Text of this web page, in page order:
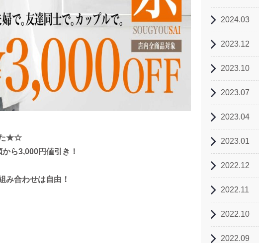
た★☆
ら3,000円値引き！
み合わせは自由！
2024.03
2023.12
2023.10
2023.07
2023.04
2023.01
2022.12
2022.11
2022.10
2022.09